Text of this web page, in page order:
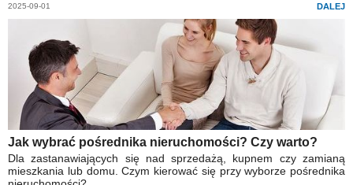
2025-09-01 DALEJ
Jak wybrać pośrednika nieruchomości? Czy warto?
Dla zastanawiających się nad sprzedażą, kupnem czy zamianą
mieszkania lub domu. Czym kierować się przy wyborze pośrednika